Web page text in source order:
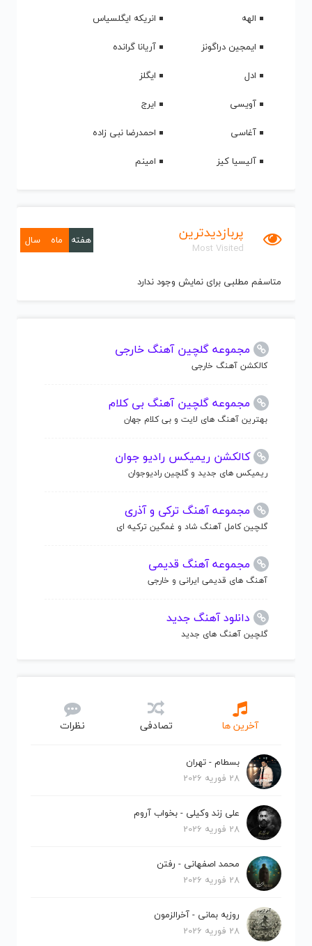
الهه
انریکه ایگلسیاس
ایمجین دراگونز
آریانا گرانده
ادل
ایگلز
آویسی
ایرج
آغاسی
احمدرضا نبی زاده
آلیسیا کیز
امینم
پربازدیدترین
Most Visited
هفته ماه سال
متاسفم مطلبی برای نمایش وجود ندارد
مجموعه گلچین آهنگ خارجی
کالکشن آهنگ خارجی
مجموعه گلچین آهنگ بی کلام
بهترین آهنگ های لایت و بی کلام جهان
کالکشن ریمیکس رادیو جوان
ریمیکس های جدید و گلچین رادیوجوان
مجموعه آهنگ ترکی و آذری
گلچین کامل آهنگ شاد و غمگین ترکیه ای
مجموعه آهنگ قدیمی
آهنگ های قدیمی ایرانی و خارجی
دانلود آهنگ جدید
گلچین آهنگ های جدید
آخرین ها تصادفی نظرات
بسطام - تهران
28 فوریه 2026
علی زند وکیلی - بخواب آروم
28 فوریه 2026
محمد اصفهانی - رفتن
28 فوریه 2026
روزبه بمانی - آخرالزمون
28 فوریه 2026